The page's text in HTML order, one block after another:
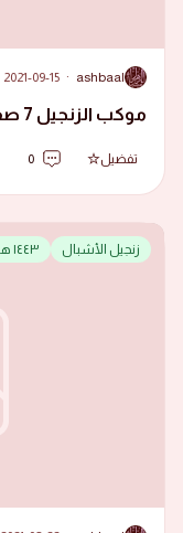
A
ashbaal
·
2021-09-15
موكب الزنجيل 7 صفر 1443 هجرية
تفضيل 0
زنجيل الأشبال ١٤٤٣ هـ